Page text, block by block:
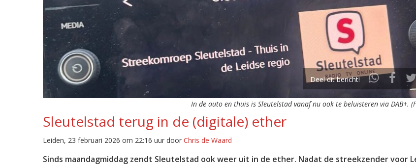
Deel dit bericht!
In de auto en thuis is Sleutelstad vanaf nu ook te beluisteren via DAB+.
Sleutelstad terug in de (digitale) ether
Leiden, 23 februari 2026 om 22:16 uur door Chris de Waard
Sinds maandagmiddag zendt Sleutelstad ook weer uit in de ether. Nadat de streekzender voor